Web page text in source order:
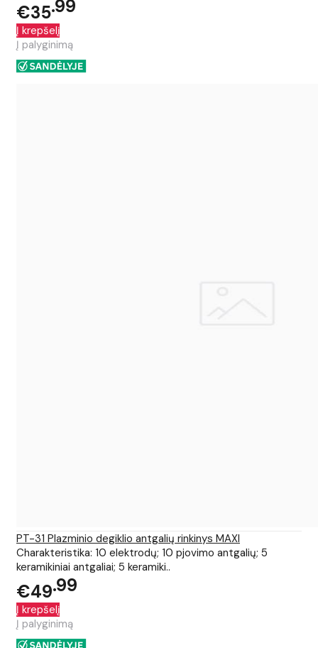
€3599
Į krepšelį
Į palyginimą
PT-31 Plazminio degiklio antgalių rinkinys MAXI
Charakteristika: 10 elektrodų; 10 pjovimo antgalių; 5
keramikiniai antgaliai; 5 keramiki..
€49 99
Į krepšelį
Į palyginimą